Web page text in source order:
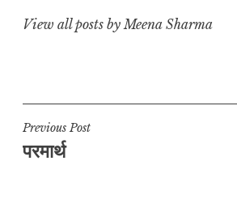
View all posts by Meena Sharma
Post
navigation
Previous Post
परमार्थ